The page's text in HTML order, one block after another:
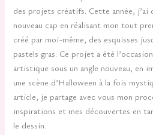
des projets créatifs. Cette année, j’ai
nouveau cap en réalisant mon tout
créé par moi-même, des esquisses
pastels gras. Ce projet a été
artistique sous un angle nouveau, en
une scène d’Halloween à la fois
article, je partage avec vous mon
inspirations et mes découvertes en
le dessin.